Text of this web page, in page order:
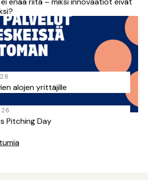
alojen yrittäjille
Pitching Day